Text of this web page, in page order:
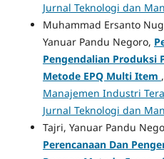
Jurnal Teknologi dan
Muhammad Ersanto
Yanuar Pandu Negoro,
Pengendalian Produksi
Metode EPQ Multi Item ,
Manajemen Industri
Jurnal Teknologi dan
Tajri, Yanuar Pandu
Perencanaan Dan